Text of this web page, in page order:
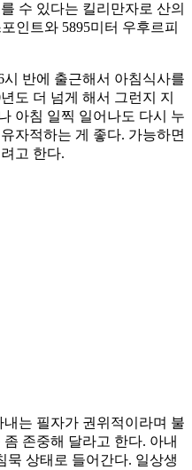
수 있다는 킬리만자로 산의
인트와 5895미터 우후르피
반에 출근해서 아침식사를
도 더 넘게 해서 그런지 지
아침 일찍 일어나도 다시 누
자적하는 게 좋다. 가능하면
고 한다.
는 필자가 권위적이라며 불
존중해 달라고 한다. 아내
묵 상태로 들어간다. 일상생